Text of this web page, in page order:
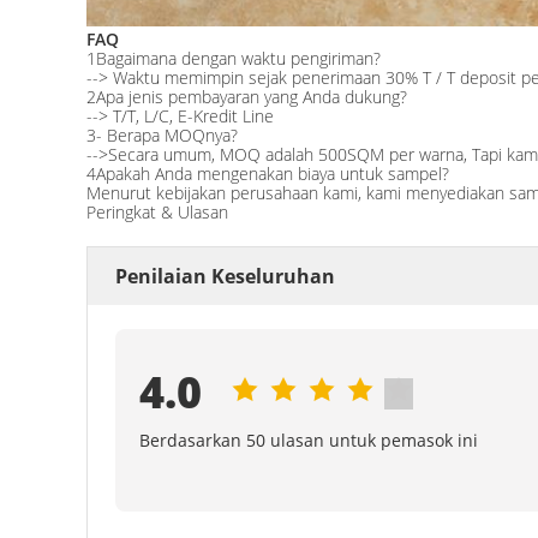
FAQ
1Bagaimana dengan waktu pengiriman?
--> Waktu memimpin sejak penerimaan 30% T / T deposit
2Apa jenis pembayaran yang Anda dukung?
--> T/T, L/C, E-Kredit Line
3- Berapa MOQnya?
-->Secara umum, MOQ adalah 500SQM per warna, Tapi
4Apakah Anda mengenakan biaya untuk sampel?
Menurut kebijakan perusahaan kami, kami menyediakan
Peringkat & Ulasan
Penilaian Keseluruhan
4.0
Berdasarkan 50 ulasan untuk pemasok ini